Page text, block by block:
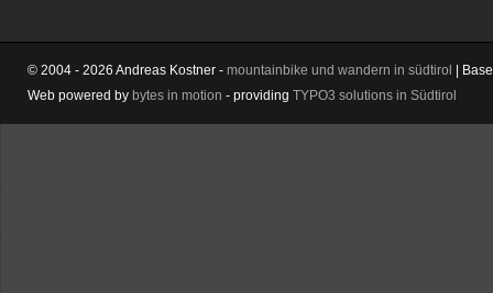
© 2004 - 2026 Andreas Kostner - mountainbike und wandern in südtirol |
Web powered by bytes in motion - providing TYPO3 solutions in Südtirol